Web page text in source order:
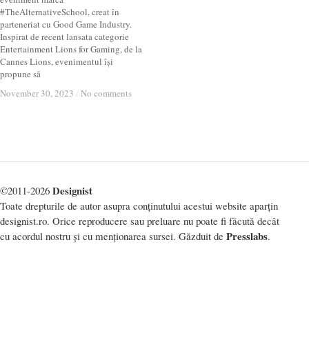
#TheAlternativeSchool, creat în
parteneriat cu Good Game Industry.
Inspirat de recent lansata categorie
Entertainment Lions for Gaming, de la
Cannes Lions, evenimentul își
propune să
November 30, 2023 / No comments
November 30, 2023 / No comments
©2011-2026 Designist
Toate drepturile de autor asupra conținutului acestui website aparțin
designist.ro. Orice reproducere sau preluare nu poate fi făcută decât
cu acordul nostru și cu menționarea sursei. Găzduit de Presslabs.